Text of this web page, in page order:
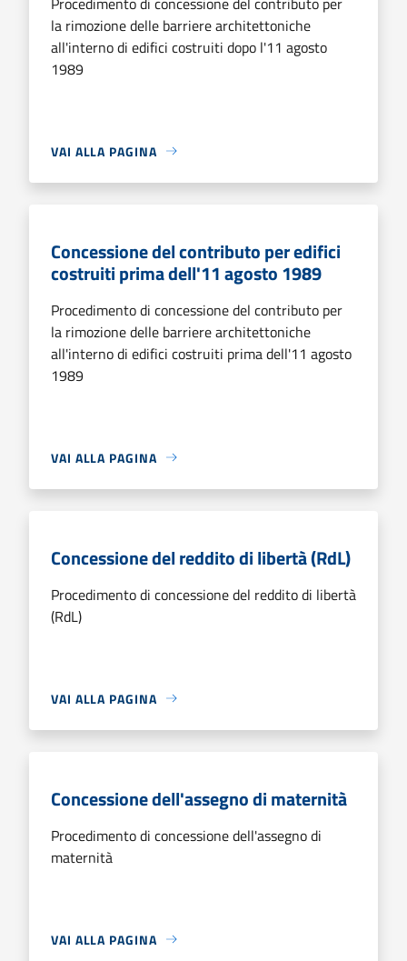
la rimozione delle barriere architettoniche
all'interno di edifici costruiti dopo l'11 agosto
1989
VAI ALLA PAGINA
Concessione del contributo per edifici
costruiti prima dell'11 agosto 1989
Procedimento di concessione del contributo per
la rimozione delle barriere architettoniche
all'interno di edifici costruiti prima dell'11 agosto
1989
VAI ALLA PAGINA
Concessione del reddito di libertà (RdL)
Procedimento di concessione del reddito di libertà
(RdL)
VAI ALLA PAGINA
Concessione dell'assegno di maternità
Procedimento di concessione dell'assegno di
maternità
VAI ALLA PAGINA